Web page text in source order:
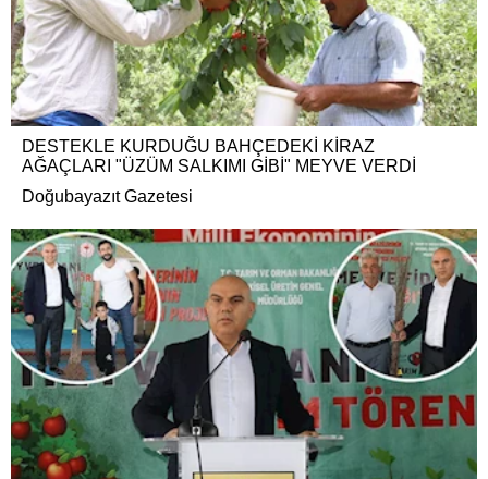
DESTEKLE KURDUĞU BAHÇEDEKİ KİRAZ
AĞAÇLARI "ÜZÜM SALKIMI GİBİ" MEYVE VERDİ
Doğubayazıt Gazetesi